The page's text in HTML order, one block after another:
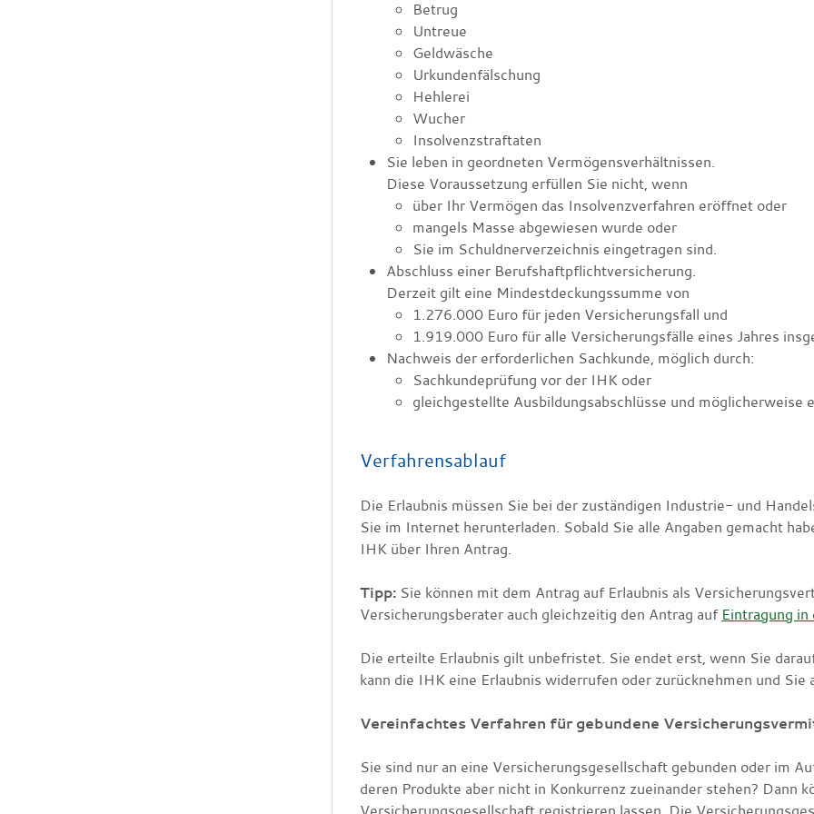
Betrug
Untreue
Geldwäsche
Urkundenfälschung
Hehlerei
Wucher
Insolvenzstraftaten
Sie leben in geordneten Vermögensverhältnissen.
Diese Voraussetzung erfüllen Sie nicht, wenn
über Ihr Vermögen das Insolvenzverfahren eröffnet oder
mangels Masse abgewiesen wurde oder
Sie im Schuldnerverzeichnis eingetragen sind.
Abschluss einer Berufshaftpflichtversicherung.
Derzeit gilt eine Mindestdeckungssumme von
1.276.000 Euro für jeden Versicherungsfall und
1.919.000 Euro für alle Versicherungsfälle eines Jahres
Nachweis der erforderlichen Sachkunde, möglich durch:
Sachkundeprüfung vor der IHK oder
gleichgestellte Ausbildungsabschlüsse und möglicherweise
Verfahrensablauf
Die Erlaubnis müssen Sie bei der zuständigen Industrie- und
Sie im Internet herunterladen. Sobald Sie alle Angaben gemacht
IHK über Ihren Antrag.
Tipp: Sie können mit dem Antrag auf Erlaubnis als
Versicherungsberater auch gleichzeitig den Antrag auf Eintragung
Die erteilte Erlaubnis gilt unbefristet. Sie endet erst, wenn Sie
kann die IHK eine Erlaubnis widerrufen oder zurücknehmen und
Vereinfachtes Verfahren für gebundene Versich
Sie sind nur an eine Versicherungsgesellschaft gebunden oder im
deren Produkte aber nicht in Konkurrenz zueinander stehen? Dann